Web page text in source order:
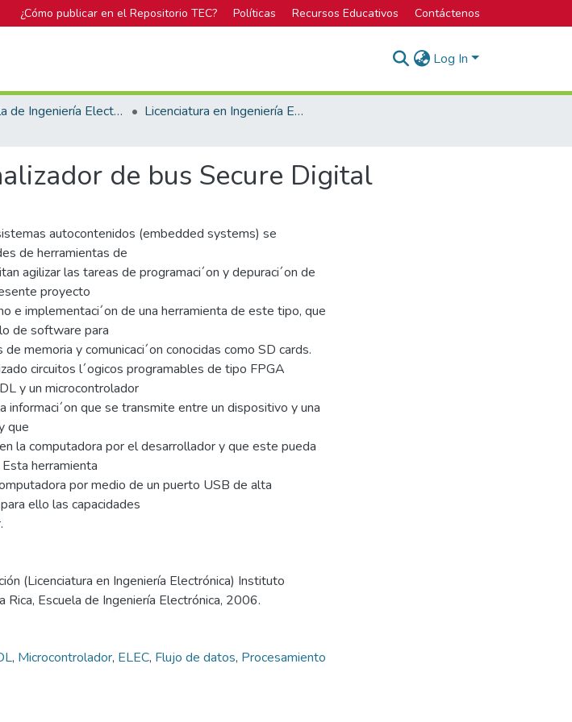
¿Cómo publicar en el Repositorio TEC? Políticas Recursos Educativos Contáctenos
Log In
Escuela de Ingeniería Electrónica
Licenciatura en Ingeniería Electrónica
de bus Secure Digital
autocontenidos (embedded systems) se
de herramientas de
agilizar las tareas de programaci´on y depuraci´on de
proyecto
e implementaci´on de una herramienta de este tipo, que
de software para
memoria y comunicaci´on conocidas como SD cards.
circuitos l´ogicos programables de tipo FPGA
y un microcontrolador
informaci´on que se transmite entre un dispositivo y una
que
la computadora por el desarrollador y que este pueda
herramienta
por medio de un puerto USB de alta
ello las capacidades
(Licenciatura en Ingeniería Electrónica) Instituto
Rica, Escuela de Ingeniería Electrónica, 2006.
, Microcontrolador, ELEC, Flujo de datos, Procesamiento